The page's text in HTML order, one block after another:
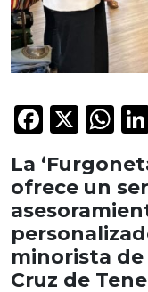
X
La
ofrece un
minorista
Cruz de